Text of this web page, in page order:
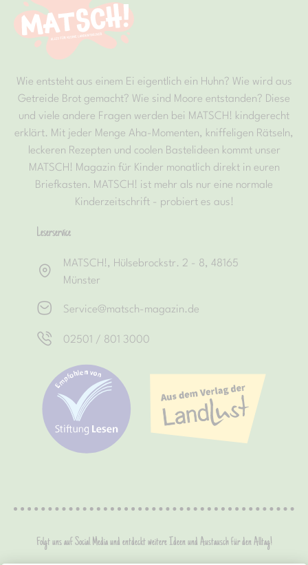
Wie entsteht aus einem Ei eigentlich ein Huhn? Wie wird aus
Getreide Brot gemacht? Wie sind Moore entstanden? Diese
und viele andere Fragen werden bei MATSCH! kindgerecht
erklärt. Mit jeder Menge Aha-Momenten, kniffeligen Rätseln,
leckeren Rezepten und coolen Bastelideen kommt unser
MATSCH! Magazin für Kinder monatlich direkt in euren
Briefkasten. MATSCH! ist mehr als nur eine normale
Kinderzeitschrift - probiert es aus!
Leserservice
MATSCH!, Hülsebrockstr. 2 - 8, 48165
Münster
Service@matsch-magazin.de
02501 / 801 3000
Folgt uns auf Social Media und entdeckt weitere Ideen und Austausch für den Alltag!